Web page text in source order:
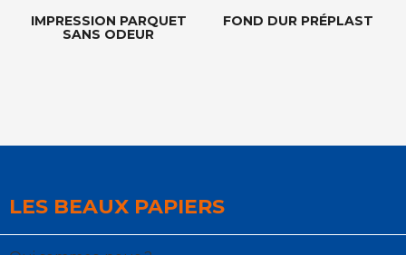
IMPRESSION PARQUET
SANS ODEUR
FOND DUR PRÉPLAST
LES BEAUX PAPIERS